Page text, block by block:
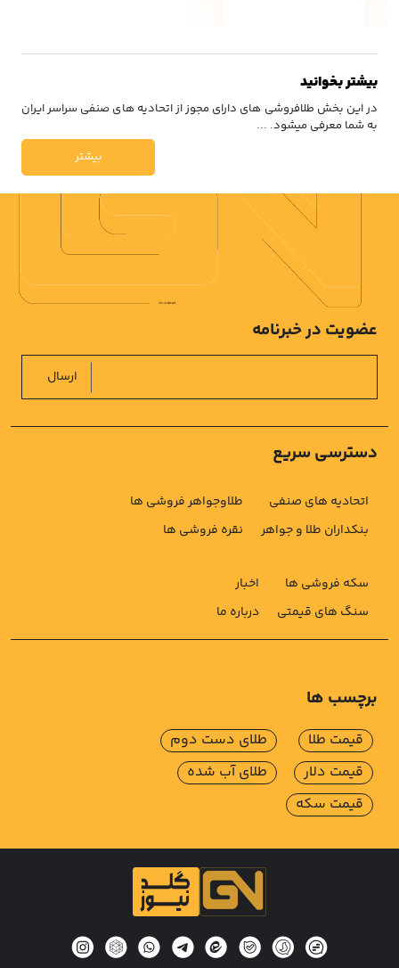
بیشتر بخوانید
در این بخش طلافروشی های دارای مجوز از اتحادیه های صنفی سراسر ایران
به شما معرفی میشود. ...
بیشتر
دسترسی سریع
اتحادیه های صنفی
بنکداران طلا و جواهر
طلاوجواهر فروشی ها
نقره فروشی ها
سکه فروشی ها
سنگ های قیمتی
اخبار
درباره ما
عضویت در خبرنامه
ارسال
برچسب ها
قیمت طلا
قیمت دلار
قیمت سکه
طلای دست دوم
طلای آب شده